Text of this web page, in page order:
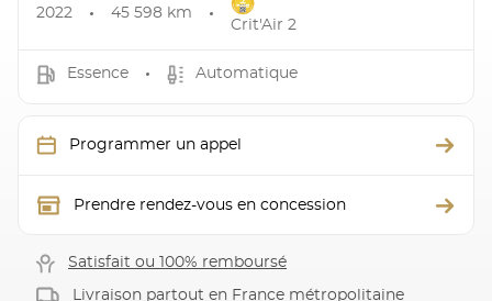
2022 45 598 km
Crit'Air 2
Essence Automatique
Programmer un appel
Prendre rendez-vous en concession
Satisfait ou 100% remboursé
Livraison partout en France métropolitaine